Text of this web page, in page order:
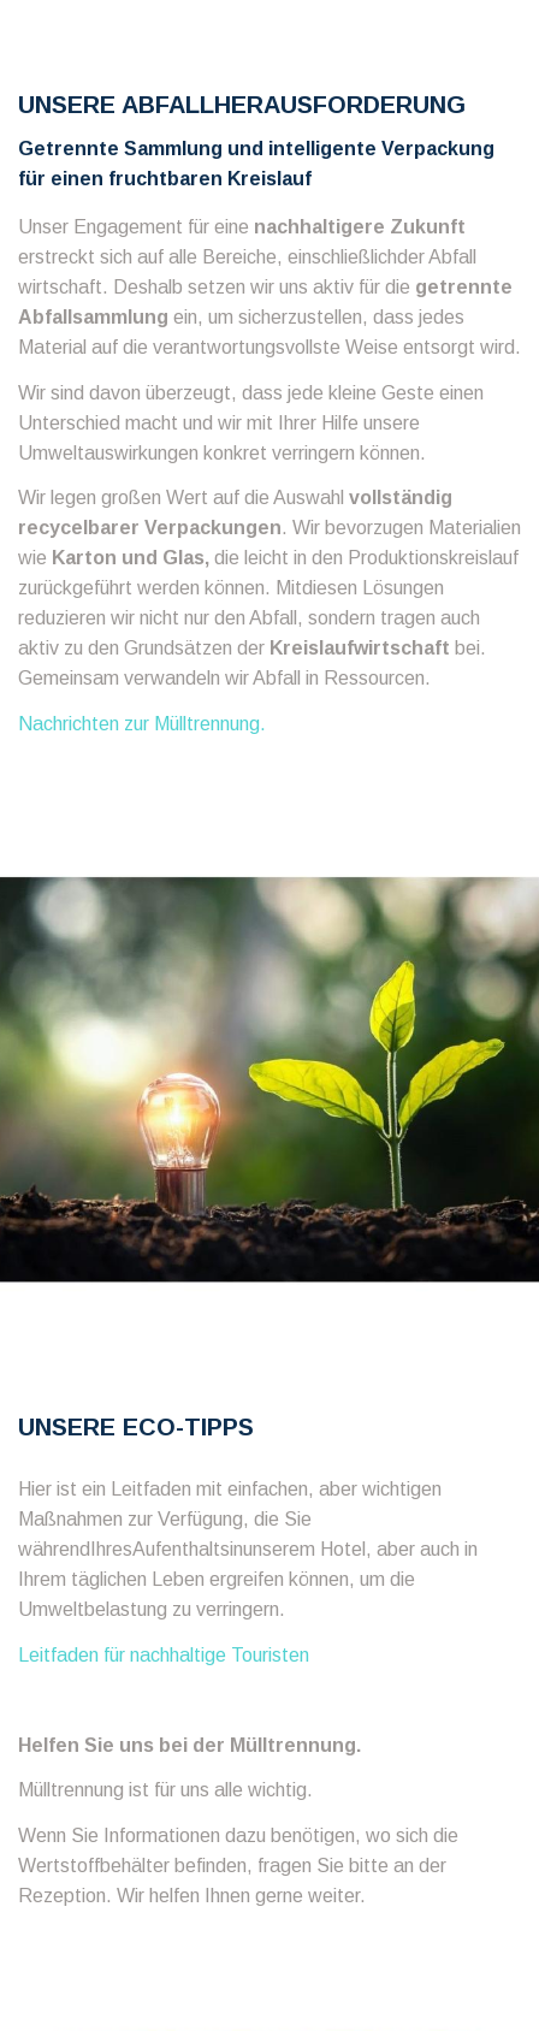
UNSERE ABFALLHERAUSFORDERUNG
Getrennte Sammlung und intelligente Verpackung
für einen fruchtbaren Kreislauf
Unser Engagement für eine nachhaltigere Zukunft
erstreckt sich auf alle Bereiche, einschließlichder Abfall
wirtschaft. Deshalb setzen wir uns aktiv für die getrennte
Abfallsammlung ein, um sicherzustellen, dass jedes
Material auf die verantwortungsvollste Weise entsorgt wird.
Wir sind davon überzeugt, dass jede kleine Geste einen
Unterschied macht und wir mit Ihrer Hilfe unsere
Umweltauswirkungen konkret verringern können.
Wir legen großen Wert auf die Auswahl vollständig
recycelbarer Verpackungen. Wir bevorzugen Materialien
wie Karton und Glas, die leicht in den Produktionskreislauf
zurückgeführt werden können. Mitdiesen Lösungen
reduzieren wir nicht nur den Abfall, sondern tragen auch
aktiv zu den Grundsätzen der Kreislaufwirtschaft bei.
Gemeinsam verwandeln wir Abfall in Ressourcen.
Nachrichten zur Mülltrennung.
UNSERE ECO-TIPPS
Hier ist ein Leitfaden mit einfachen, aber wichtigen
Maßnahmen zur Verfügung, die Sie
währendIhresAufenthaltsinunserem Hotel, aber auch in
Ihrem täglichen Leben ergreifen können, um die
Umweltbelastung zu verringern.
Leitfaden für nachhaltige Touristen
Helfen Sie uns bei der Mülltrennung.
Mülltrennung ist für uns alle wichtig.
Wenn Sie Informationen dazu benötigen, wo sich die
Wertstoffbehälter befinden, fragen Sie bitte an der
Rezeption. Wir helfen Ihnen gerne weiter.